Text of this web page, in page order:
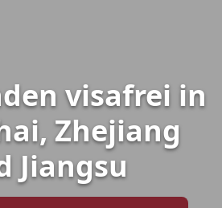
visafrei in
Zhejiang
Jiangsu